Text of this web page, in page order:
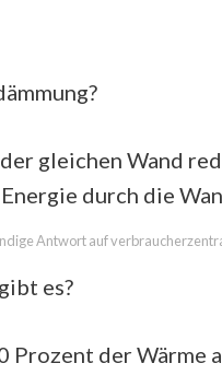
gleichen Wand
durch die
Antwort auf
es?
Prozent der Wärme